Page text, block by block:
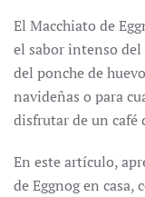
El Macchiato de
el sabor intenso del
del ponche de
navideñas o para
disfrutar de un café
En este artículo,
de Eggnog en casa,